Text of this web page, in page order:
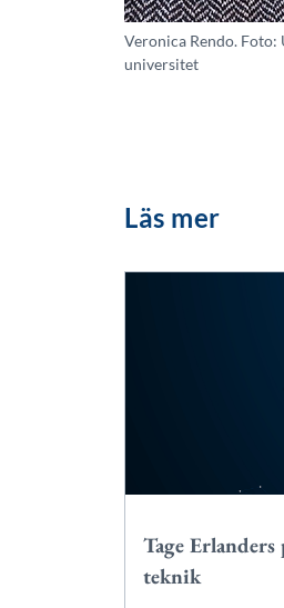
Veronica Rendo. Foto:
universitet
Läs mer
Tage
teknik